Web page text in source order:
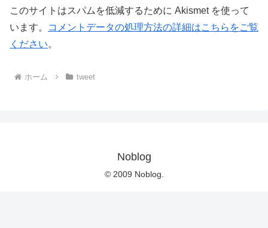
このサイトはスパムを低減するために Akismet を使って
います。
コメントデータの処理方法の詳細はこちらをご覧
ください。
ホーム tweet
Noblog
© 2009 Noblog.